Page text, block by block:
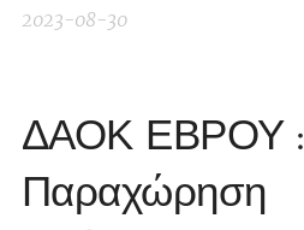
2023-08-30
ΔΑΟΚ ΕΒΡΟΥ :
Παραχώρηση